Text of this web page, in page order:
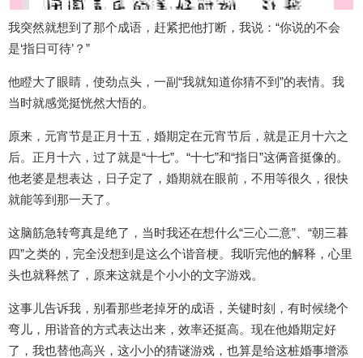
我突然就想到了那个成语，赶紧把他打断，我说：“你说的不会
是‘指日可待’？”
他瞪大了眼睛，使劲点头，一副“我就知道你猜不到”的表情。我
当时就感觉挺恍然大悟的。
原来，元宵节是正月十五，婚期定在元宵节后，就是正月十六之
后。正月十六，过了就是“十七”。“十七”和“指日”这俩音挺像的。
他老婆是想表达，日子定了，婚期就在眼前，不用等很久，很快
就能等到那一天了。
这脑筋急转弯真是绝了，当时我还在想什么“三心二意”、“朝三暮
四”之类的，完全没想到是这么个谐音梗。我听完他的解释，心里
头也就释然了，原来这就是个小小的文字游戏。
这事儿告诉我，别看那些老掉牙的成语，关键时刻，有时候绕个
弯儿，用谐音的方式表达出来，效率还挺高。现在他婚期定好
了，我也替他高兴，这小小的猜谜游戏，也算是给这桩婚事增添